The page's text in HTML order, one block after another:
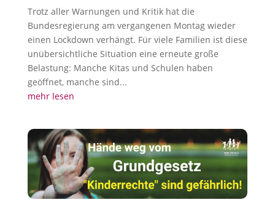
Trotz aller Warnungen und Kritik hat die
Bundesregierung am vergangenen Montag wieder
einen Lockdown verhängt. Für viele Familien ist diese
unübersichtliche Situation eine erneute große
Belastung: Manche Kitas und Schulen haben
geöffnet, manche sind...
mehr lesen